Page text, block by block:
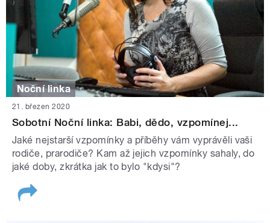
Noční linka
21. březen 2020
Sobotní Noční linka: Babi, dědo, vzpomínej...
Jaké nejstarší vzpomínky a příběhy vám vyprávěli vaši
rodiče, prarodiče? Kam až jejich vzpomínky sahaly, do
jaké doby, zkrátka jak to bylo "kdysi"?